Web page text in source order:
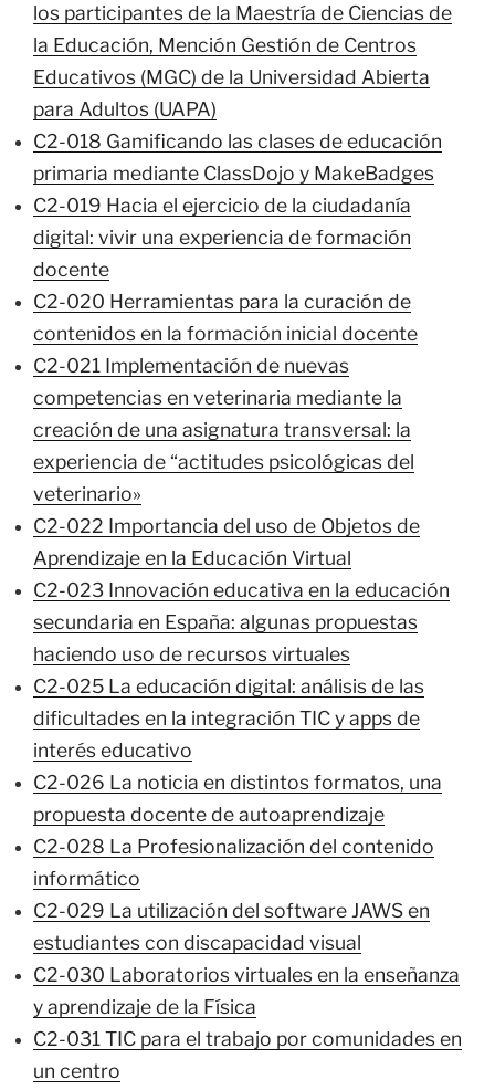
los participantes de la Maestría de Ciencias de
la Educación, Mención Gestión de Centros
Educativos (MGC) de la Universidad Abierta
para Adultos (UAPA)
C2-018 Gamificando las clases de educación
primaria mediante ClassDojo y MakeBadges
C2-019 Hacia el ejercicio de la ciudadanía
digital: vivir una experiencia de formación
docente
C2-020 Herramientas para la curación de
contenidos en la formación inicial docente
C2-021 Implementación de nuevas
competencias en veterinaria mediante la
creación de una asignatura transversal: la
experiencia de “actitudes psicológicas del
veterinario»
C2-022 Importancia del uso de Objetos de
Aprendizaje en la Educación Virtual
C2-023 Innovación educativa en la educación
secundaria en España: algunas propuestas
haciendo uso de recursos virtuales
C2-025 La educación digital: análisis de las
dificultades en la integración TIC y apps de
interés educativo
C2-026 La noticia en distintos formatos, una
propuesta docente de autoaprendizaje
C2-028 La Profesionalización del contenido
informático
C2-029 La utilización del software JAWS en
estudiantes con discapacidad visual
C2-030 Laboratorios virtuales en la enseñanza
y aprendizaje de la Física
C2-031 TIC para el trabajo por comunidades en
un centro